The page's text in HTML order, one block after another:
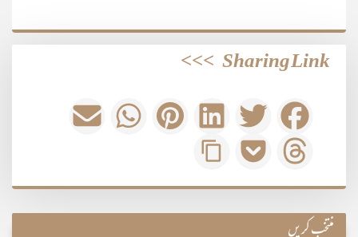
Sharing Link
>>>
منتخب کریں